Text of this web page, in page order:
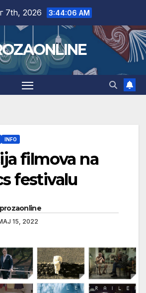
7th, 2026 3:44:07 AM
INFO
filmova na
festivalu
prozaonline
15, 2022